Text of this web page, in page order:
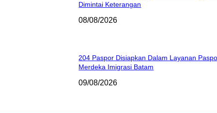
Dimintai Keterangan
08/08/2026
204 Paspor Disiapkan Dalam Layanan
Merdeka Imigrasi Batam
09/08/2026